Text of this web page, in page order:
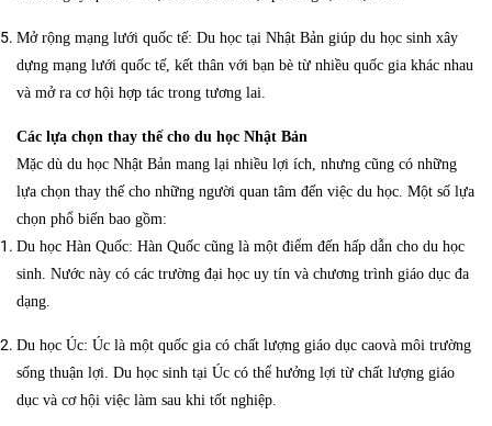
Mở rộng mạng lưới quốc tế: Du học tại Nhật Bản giúp du học sinh xây
dựng mạng lưới quốc tế, kết thân với bạn bè từ nhiều quốc gia khác nhau
và mở ra cơ hội hợp tác trong tương lai.
Các lựa chọn thay thế cho du học Nhật Bản
Mặc dù du học Nhật Bản mang lại nhiều lợi ích, nhưng cũng có những
lựa chọn thay thế cho những người quan tâm đến việc du học. Một số lựa
chọn phổ biến bao gồm:
Du học Hàn Quốc: Hàn Quốc cũng là một điểm đến hấp dẫn cho du học
sinh. Nước này có các trường đại học uy tín và chương trình giáo dục đa
dạng.
Du học Úc: Úc là một quốc gia có chất lượng giáo dục caovà môi trường
sống thuận lợi. Du học sinh tại Úc có thể hưởng lợi từ chất lượng giáo
dục và cơ hội việc làm sau khi tốt nghiệp.